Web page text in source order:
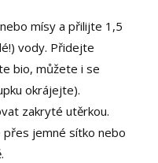
mísy a přilijte 1,5
vody. Přidejte
bio, můžete i se
okrájejte).
zakryté utěrkou.
jemné sítko nebo